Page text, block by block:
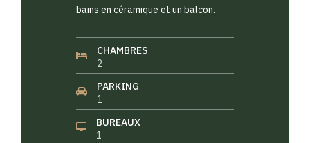
bains en céramique et un balcon.
CHAMBRES
2
PARKING
1
BUREAUX
1